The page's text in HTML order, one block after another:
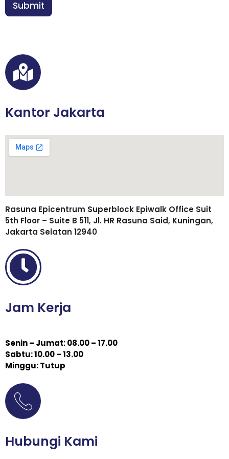
T
W
A
n
*
Submit
Kantor Jakarta
Rasuna Epicentrum Superblock Epiwalk Office Suit
5th Floor – Suite B 511, Jl. HR Rasuna Said, Kuningan,
Jakarta Selatan 12940
Jam Kerja
Senin – Jumat: 08.00 – 17.00
Sabtu: 10.00 – 13.00
Minggu: Tutup
Hubungi Kami